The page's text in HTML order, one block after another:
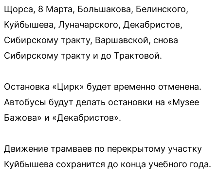
Щорса, 8 Марта, Большакова, Белинского,
Куйбышева, Луначарского, Декабристов,
Сибирскому тракту, Варшавской, снова
Сибирскому тракту и до Трактовой.
Остановка «Цирк» будет временно отменена.
Автобусы будут делать остановки на «Музее
Бажова» и «Декабристов».
Движение трамваев по перекрытому участку
Куйбышева сохранится до конца учебного года.